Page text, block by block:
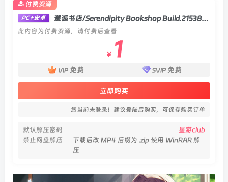
PC+安卓 邂逅书店/Serendipity Bookshop Build.21538816|休闲益智|容量315MB|官方中文版
此内容为付费资源，请付费后查看
￥ 1
VIP 免费 SVIP 免费
立即购买
您当前未登录！建议登陆后购买，可保存购买订单
默认解压密码
星游club
禁止网盘解压
下载后改 MP4 后缀为 .zip 使用 WinRAR 解
压
付费资源